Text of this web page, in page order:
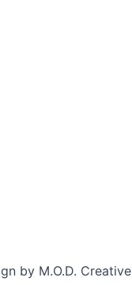
by M.O.D. Creative